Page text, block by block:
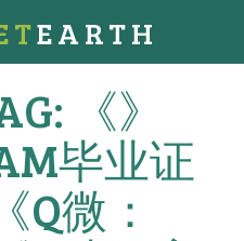
EARTH
《》
毕业证
Q微：